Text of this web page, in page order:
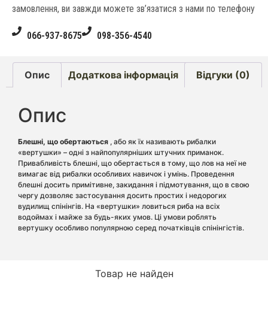
замовлення, ви завжди можете зв’язатися з нами по телефону
066-937-8675 098-356-4540
Опис Додаткова інформація Відгуки (0)
Опис
Блешні, що обертаються , або як їх називають рибалки
«вертушки» – одні з найпопулярніших штучних приманок.
Привабливість блешні, що обертається в тому, що лов на неї не
вимагає від рибалки особливих навичок і умінь. Проведення
блешні досить примітивне, закидання і підмотування, що в свою
чергу дозволяє застосування досить простих і недорогих
вудилищ спінінгів. На «вертушки» ловиться риба на всіх
водоймах і майже за будь-яких умов. Ці умови роблять
вертушку особливо популярною серед початківців спінінгістів.
Товар не найден